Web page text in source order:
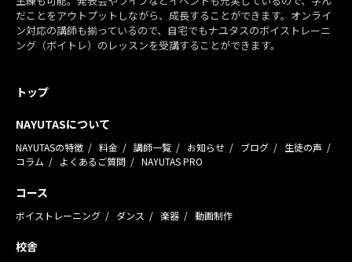
だことをアウトプットしながら、成長することができます。オンライ
ン対応の講師も揃っているので、自宅でもナユタスのボイストレーニ
ング（ボイトレ）のレッスンを受講することができます。
トップ
NAYUTASについて
NAYUTASの特徴 料金 講師一覧 お知らせ ブログ
生徒の声
コラム
よくあるご質問 NAYUTAS PRO
コース
ボイストレーニング ダンス 楽器 動画制作
校舎